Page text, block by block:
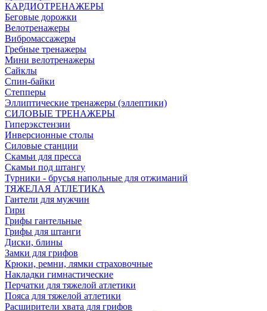
КАРДИОТРЕНАЖЕРЫ
Беговые дорожки
Велотренажеры
Вибромассажеры
Гребные тренажеры
Мини велотренажеры
Сайклы
Спин-байки
Степперы
Эллиптические тренажеры (эллептики)
СИЛОВЫЕ ТРЕНАЖЕРЫ
Гиперэкстензии
Инверсионные столы
Силовые станции
Скамьи для пресса
Скамьи под штангу
Турники - брусья напольные для отжиманий
ТЯЖЕЛАЯ АТЛЕТИКА
Гантели для мужчин
Гири
Грифы гантельные
Грифы для штанги
Диски, блины
Замки для грифов
Крюки, ремни, лямки страховочные
Накладки гимнастические
Перчатки для тяжелой атлетики
Пояса для тяжелой атлетики
Расширители хвата для грифов